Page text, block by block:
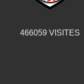
466059 VISITES